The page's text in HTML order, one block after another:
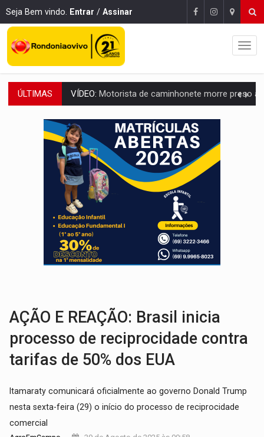
Seja Bem vindo. Entrar / Assinar
ÚLTIMAS LAZER:Seis lugares gratuitos para aproveitar o fim de semana
VÍDEO:FTICCO e Força Tática prendem membro do CV com arma e drogas
INCLUSÃO: Prefeitura fortalece parceria com a APAE para ampliar ações
DEFESA:Exército testa inovações no combate a drones durante
TEMAS SOCIOAMBIENTAIS:Em Itapuã do Oeste, CINEMAZÔNIA leva cinema
PREVISÃO: Interior de Rondônia terá sábado (8) de calor
INFRAESTRUTURA: Após quase 30 anos de espera, asfalto chega ao
A ILHA:Coreografia de Rondônia estreia na programação do Festival de
Motorista de caminhonete morre preso às ferragens em colisão
AÇÃO E REAÇÃO: Brasil inicia
processo de reciprocidade contra
tarifas de 50% dos EUA
Itamaraty comunicará oficialmente ao governo Donald Trump
nesta sexta-feira (29) o início do processo de reciprocidade
comercial